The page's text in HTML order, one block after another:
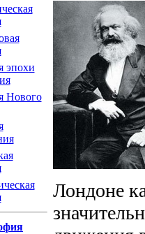
эпохи
Нового
Лондоне